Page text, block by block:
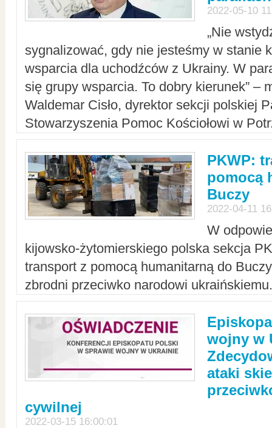
2022-05-10
„Nie
sygnalizować, gdy nie jesteśmy w stanie
wsparcia dla uchodźców z Ukrainy. W
się grupy wsparcia. To dobry kierunek” –
Waldemar Cisło, dyrektor sekcji polskiej
Stowarzyszenia Pomoc Kościołowi w
PKWP:
pomocą
Buczy
2022-04-11
W
kijowsko-żytomierskiego polska sekcja
transport z pomocą humanitarną do
zbrodni przeciwko narodowi
wojny w
ataki
cywilnej
2022-03-15 16:00:01